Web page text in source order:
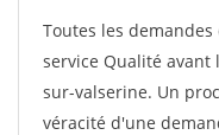
Toutes les
service Qualité avant
sur-valserine. Un
véracité d'une